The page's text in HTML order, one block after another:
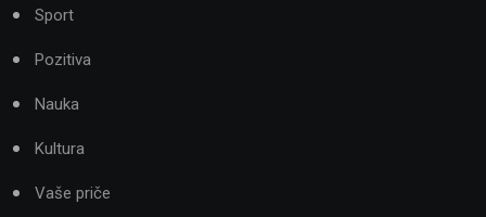
Sport
Pozitiva
Nauka
Kultura
Vaše priče